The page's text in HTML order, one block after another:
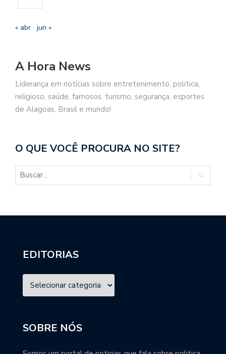
« abr jun »
A Hora News
Liderança em notícias sobre entretenimento, politica,
religioso, saúde, famosos, turismo, segurança, esportes
de Alagoas, Brasil e mundo!
O QUE VOCÊ PROCURA NO SITE?
EDITORIAS
SOBRE NÓS